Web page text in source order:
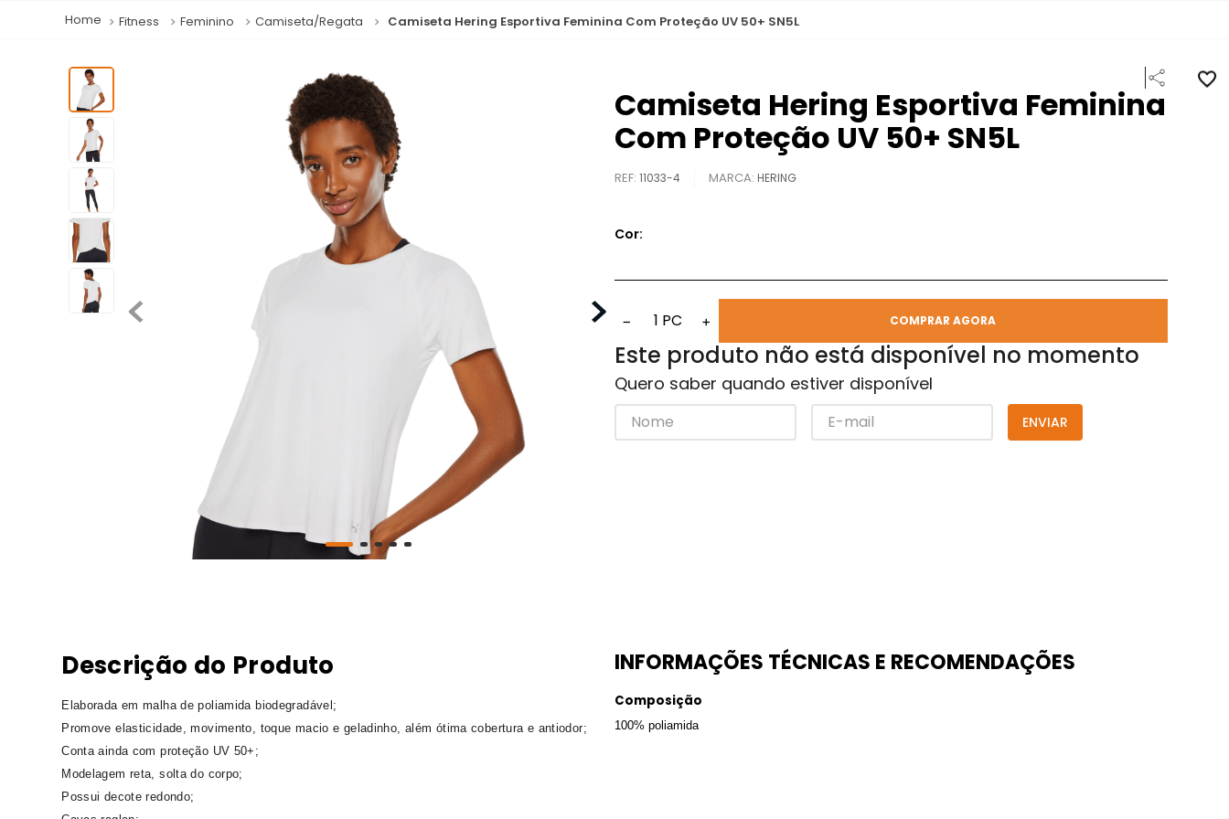
Fitness Feminino Camiseta/Regata Camiseta Hering Esportiva Feminina Com Proteção UV 50+ SN5L
Camiseta Hering Esportiva Feminina
Com Proteção UV 50+ SN5L
REF: 11033-4 HERING
Cor:
− 1 PC + COMPRAR AGORA
Este produto não está disponível no momento
Quero saber quando estiver disponível
ENVIAR
Descrição do Produto
Elaborada em malha de poliamida biodegradável;
Promove elasticidade, movimento, toque macio e geladinho, além ótima cobertura e antiodor;
Conta ainda com proteção UV 50+;
Modelagem reta, solta do corpo;
Possui decote redondo;
INFORMAÇÕES TÉCNICAS E RECOMENDAÇÕES
Composição
100% poliamida